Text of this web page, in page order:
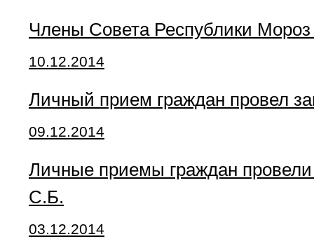
Члены Совета Республики
10.12.2014
Личный прием граждан провел
09.12.2014
Личные приемы граждан
С.Б.
03.12.2014